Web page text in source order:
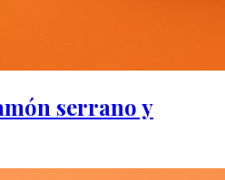
serrano y